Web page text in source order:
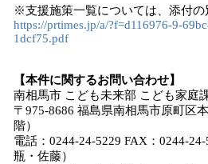
※支援施策一覧については、添付の
https://prtimes.jp/a/?f=d116976-9-
1dcf75.pdf
【本件に関するお問い合わせ】
南相馬市 こども未来部 こども家庭
〒975-8686 福島県南相馬市原町区
階）
電話：0244-24-5229 FAX：0244-
瓶・佐藤）